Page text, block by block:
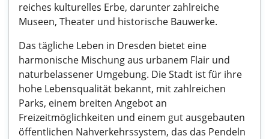
reiches kulturelles Erbe, darunter zahlreiche
Museen, Theater und historische Bauwerke.
Das tägliche Leben in Dresden bietet eine
harmonische Mischung aus urbanem Flair und
naturbelassener Umgebung. Die Stadt ist für ihre
hohe Lebensqualität bekannt, mit zahlreichen
Parks, einem breiten Angebot an
Freizeitmöglichkeiten und einem gut ausgebauten
öffentlichen Nahverkehrssystem, das das Pendeln